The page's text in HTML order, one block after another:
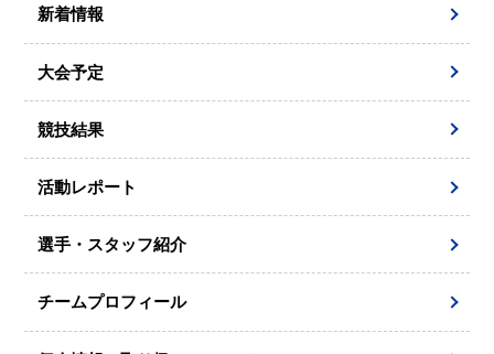
新着情報
大会予定
競技結果
活動レポート
選手・スタッフ紹介
チームプロフィール